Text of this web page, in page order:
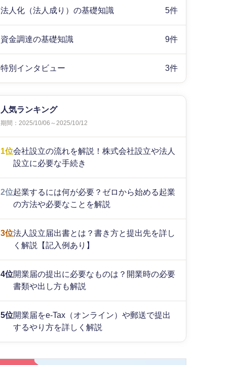
法人化（法人成り）の基礎知識 5件
資金調達の基礎知識 9件
特別インタビュー 3件
人気ランキング
期間：2025/10/06～2025/10/12
1位会社設立の流れを解説！株式会社設立や法人
設立に必要な手続き
2位起業するには何が必要？ゼロから始める起業
の方法や必要なことを解説
3位法人設立届出書とは？書き方と提出先を詳し
く解説【記入例あり】
4位開業届の提出に必要なものは？開業時の必要
書類や出し方も解説
5位開業届をe-Tax（オンライン）や郵送で提出
するやり方を詳しく解説